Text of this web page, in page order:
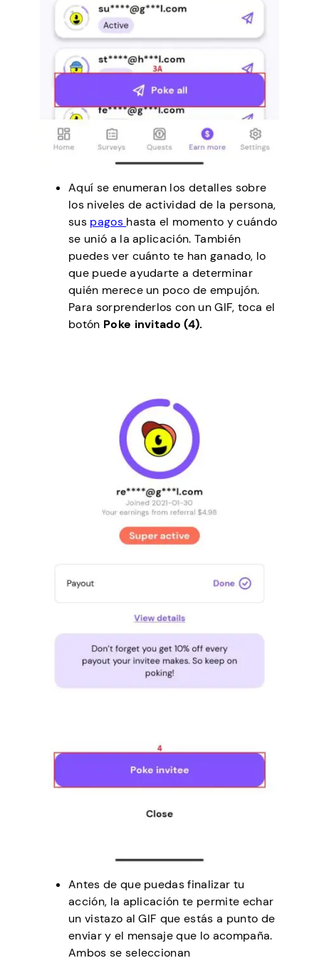
Aquí se enumeran los detalles sobre
los niveles de actividad de la persona,
sus pagos hasta el momento y cuándo
se unió a la aplicación. También
puedes ver cuánto te han ganado, lo
que puede ayudarte a determinar
quién merece un poco de empujón.
Para sorprenderlos con un GIF, toca el
botón Poke invitado (4).
Antes de que puedas finalizar tu
acción, la aplicación te permite echar
un vistazo al GIF que estás a punto de
enviar y el mensaje que lo acompaña.
Ambos se seleccionan